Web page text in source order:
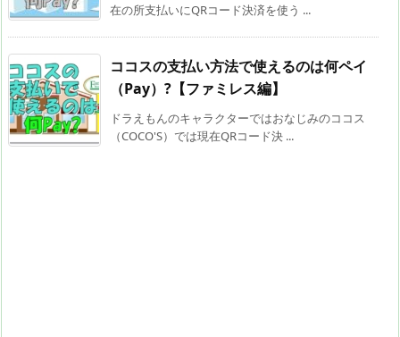
在の所支払いにQRコード決済を使う ...
ココスの支払い方法で使えるのは何ペイ
（Pay）?【ファミレス編】
ドラえもんのキャラクターではおなじみのココス
（COCO'S）では現在QRコード決 ...